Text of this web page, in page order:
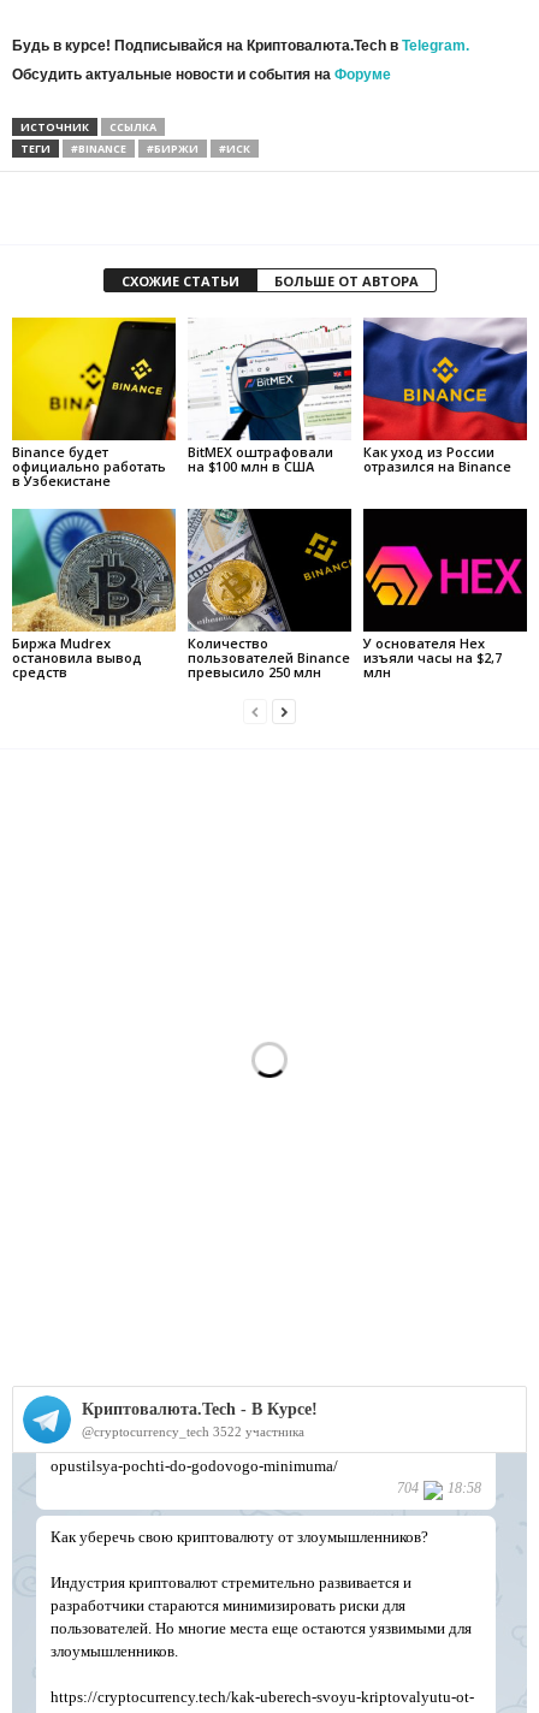
Будь в курсе! Подписывайся на Криптовалюта.Tech в Telegram.
Обсудить актуальные новости и события на Форуме
ИСТОЧНИК
ССЫЛКА
ТЕГИ
#BINANCE #БИРЖИ #ИСК
СХОЖИЕ СТАТЬИ БОЛЬШЕ ОТ АВТОРА
Binance будет
официально работать
в Узбекистане
BitMEX оштрафовали
на $100 млн в США
Как уход из России
отразился на Binance
Биржа Mudrex
остановила вывод
средств
Количество
пользователей Binance
превысило 250 млн
У основателя Hex
изъяли часы на $2,7
млн